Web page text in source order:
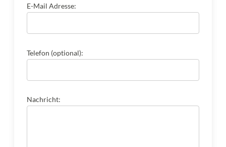
E-Mail Adresse:
Telefon (optional):
Nachricht: